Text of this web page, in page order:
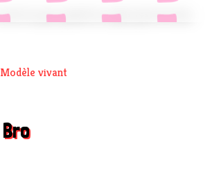
met nu que quand on a plus peur de rien.
Modèle vivant